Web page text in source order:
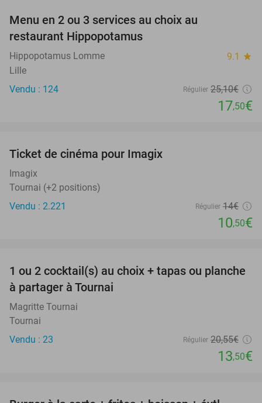
Menu en 2 ou 3 services au choix au
restaurant Hippopotamus
Hippopotamus Lomme 9.1 star
Lille
Vendu : 124
Régulier 25,10€
17,50€
Ticket de cinéma pour Imagix
Imagix
Tournai (+2 positions)
Vendu : 2.221
Régulier 14€
10,50€
34%
1 ou 2 cocktail(s) au choix + tapas ou planche
à partager à Tournai
Magritte Tournai
Tournai
Vendu : 23
Régulier 20,55€
13,50€